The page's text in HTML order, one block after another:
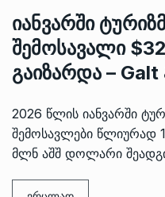
იანვარში
შემოსავალი
გაიზარდა – Galt
2026 წლის იანვარში
შემოსავლები წლიურად
მლნ აშშ დოლარი